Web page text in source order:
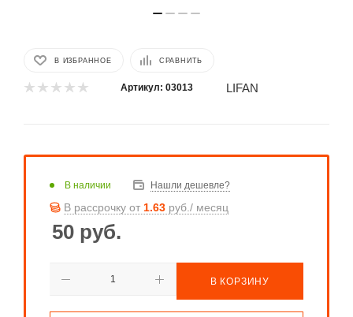
В ИЗБРАННОЕ СРАВНИТЬ
Артикул: 03013 LIFAN
50 руб.
В наличии Нашли дешевле?
В рассрочку от 1.63 руб./ месяц
В КОРЗИНУ